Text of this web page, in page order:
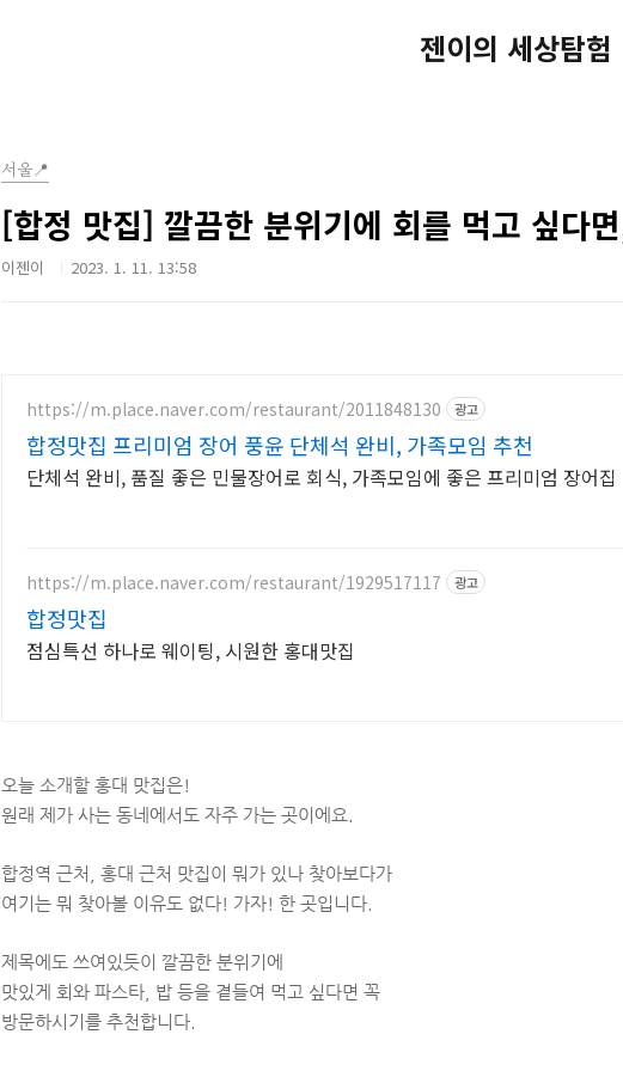
젠이의 세상탐험
서울📍
[합정 맛집] 깔끔한 분위기에 회를 먹고 싶다
이젠이 2023. 1. 11. 13:58
https://m.place.naver.com/restaurant/2011848130 광고
합정맛집 프리미엄 장어 풍윤 단체석 완비, 가족모임 추천
단체석 완비, 품질 좋은 민물장어로 회식, 가족모임에 좋은 프리미엄 장어집
https://m.place.naver.com/restaurant/1929517117 광고
합정맛집
점심특선 하나로 웨이팅, 시원한 홍대맛집
오늘 소개할 홍대 맛집은!
원래 제가 사는 동네에서도 자주 가는 곳이에요.
합정역 근처, 홍대 근처 맛집이 뭐가 있나 찾아보다가
여기는 뭐 찾아볼 이유도 없다! 가자! 한 곳입니다.
제목에도 쓰여있듯이 깔끔한 분위기에
맛있게 회와 파스타, 밥 등을 곁들여 먹고 싶다면 꼭
방문하시기를 추천합니다.